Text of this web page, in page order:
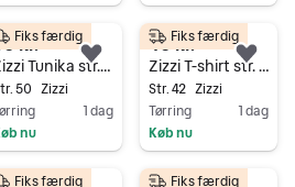
til annoncen
Gå til annoncen
kr.
Zizzi Tunika str. 50
50 Zizzi
1 dag
nu
Fiks færdig
Føj til favoritter.
til annoncen
40 kr.
Zizzi T-shirt str. 42
Str. 42 Zizzi
Tørring
1 dag
Køb nu
Fiks færdig
Føj
Gå til annoncen
Fiks færdig Fiks færdig